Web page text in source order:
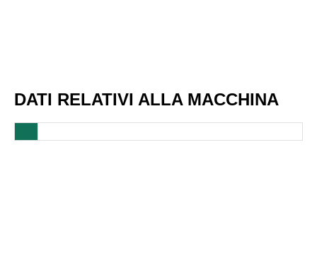
DATI RELATIVI ALLA MACCHINA